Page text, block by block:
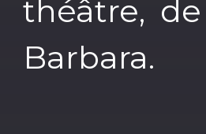
théâtre,
Barbara.